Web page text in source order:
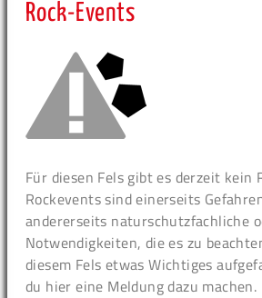
Rock-Events
Für diesen Fels gibt es derzeit kein
Rockevents sind einerseits
andererseits naturschutzfachliche
Notwendigkeiten, die es zu
diesem Fels etwas Wichtiges
du hier eine Meldung dazu machen.